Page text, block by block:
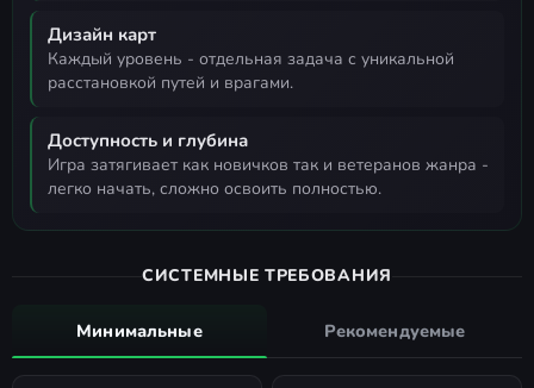
Дизайн карт
каждый уровень - отдельная задача с уникальной
расстановкой путей и врагами.
Доступность и глубина
игра затягивает как новичков так и ветеранов жанра -
легко начать, сложно освоить полностью.
СИСТЕМНЫЕ ТРЕБОВАНИЯ
Минимальные Рекомендуемые